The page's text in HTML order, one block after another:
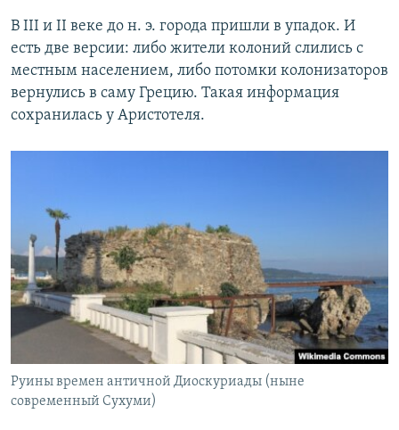
В III и II веке до н. э. города пришли в упадок. И
есть две версии: либо жители колоний слились с
местным населением, либо потомки колонизаторов
вернулись в саму Грецию. Такая информация
сохранилась у Аристотеля.
Руины времен античной Диоскуриады (ныне
современный Сухуми)